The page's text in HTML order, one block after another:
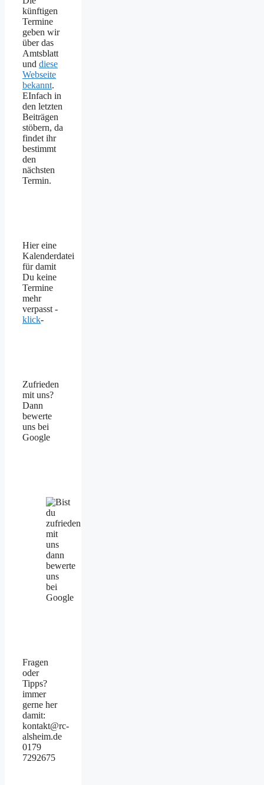
künftigen
Termine
geben wir
über das
Amtsblatt
und diese
Webseite
bekannt.
EInfach in
den letzten
Beiträgen
stöbern, da
findet ihr
bestimmt
den
nächsten
Termin.
Hier eine
Kalenderdatei
für damit
Du keine
Termine
mehr
verpasst -
klick-
Zufrieden
mit uns?
Dann
bewerte
uns bei
Google
Fragen
oder
Tipps?
immer
gerne her
damit:
kontakt@rc-
alsheim.de
0179
7292675